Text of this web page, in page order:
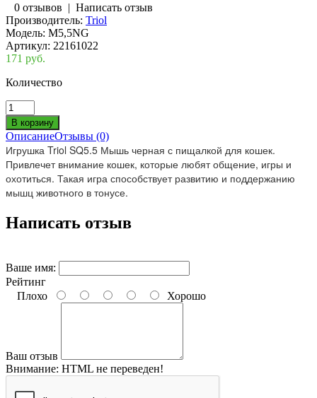
0 отзывов | Написать отзыв
Производитель: Triol
Модель: M5,5NG
Артикул: 22161022
171 руб.
Количество
ОписаниеОтзывы (0)
Игрушка Triol SQ5.5 Мышь черная с пищалкой для кошек.
Привлечет внимание кошек, которые любят общение, игры и
охотиться. Такая игра способствует развитию и поддержанию
мышц животного в тонусе.
Написать отзыв
Ваше имя:
Рейтинг
Плохо
Хорошо
Ваш отзыв
Внимание: HTML не переведен!